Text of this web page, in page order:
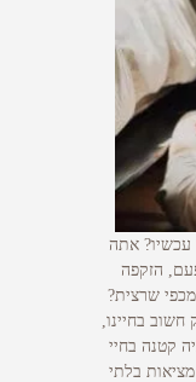
עכשיו? אתה
הזקפה
שרצית?
בחיינו,
קטנה בחיי
בלתי